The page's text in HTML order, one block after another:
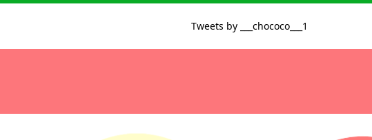
Tweets by ___chococo___1